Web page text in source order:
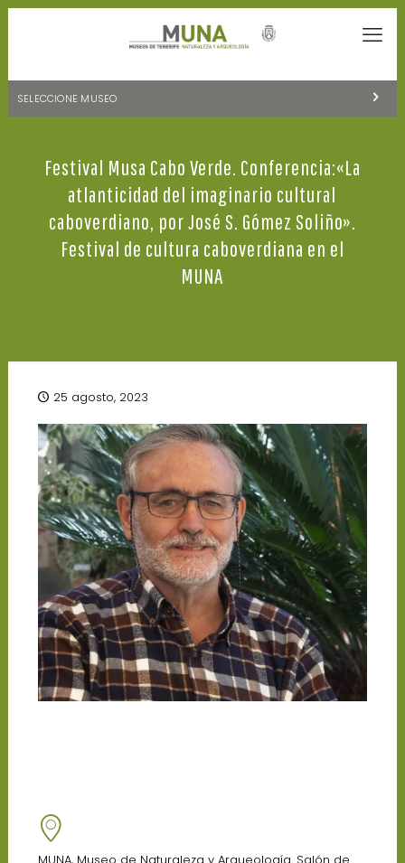
SELECCIONE MUSEO
NATURALEZA Y ARQUEOLOGÍA
HISTORIA Y ANTROPOLOGÍA
CENTRO DE DOCUMENTACIÓN DE CANARIAS Y AMÉRICA
Festival Musa Cabo Verde. Conferencia:«La
atlanticidad del imaginario cultural
caboverdiano, por José S. Gómez Soliño».
Festival de cultura caboverdiana en el
MUNA
25 agosto, 2023